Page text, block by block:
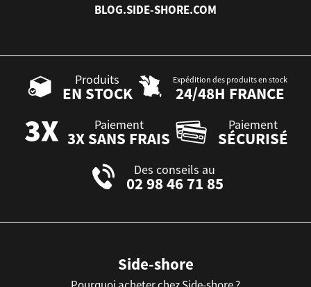
BLOG.SIDE-SHORE.COM
Produits
EN STOCK
Expédition des produits en stock
24/48H FRANCE
Paiement
3X SANS FRAIS
Paiement
SÉCURISÉ
Des conseils au
02 98 46 71 85
Side-shore